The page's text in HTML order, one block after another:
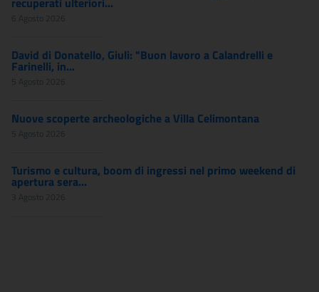
6 Agosto 2026
David di Donatello, Giuli: "Buon lavoro a Calandrelli e
Farinelli, in...
5 Agosto 2026
Nuove scoperte archeologiche a Villa Celimontana
5 Agosto 2026
Turismo e cultura, boom di ingressi nel primo weekend di
apertura sera...
3 Agosto 2026